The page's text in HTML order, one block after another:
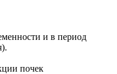
и в период
почек